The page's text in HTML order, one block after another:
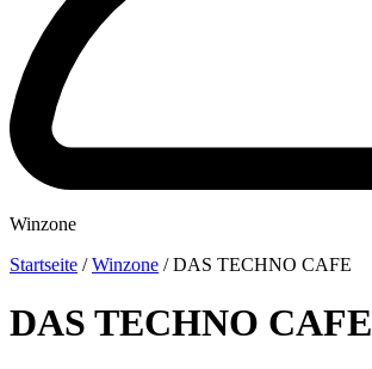
Winzone
Startseite /Winzone /DAS TECHNO CAFE
DAS TECHNO CAFE